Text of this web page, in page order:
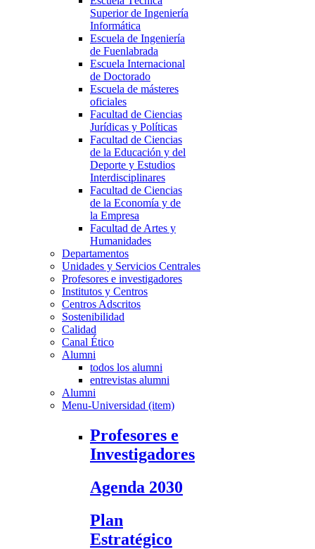
Superior de Ingeniería
Informática
Escuela de Ingeniería
de Fuenlabrada
Escuela Internacional
de Doctorado
Escuela de másteres
oficiales
Facultad de Ciencias
Jurídicas y Políticas
Facultad de Ciencias
de la Educación y del
Deporte y Estudios
Interdisciplinares
Facultad de Ciencias
de la Economía y de
la Empresa
Facultad de Artes y
Humanidades
Departamentos
Unidades y Servicios Centrales
Profesores e investigadores
Institutos y Centros
Centros Adscritos
Sostenibilidad
Calidad
Canal Ético
Alumni
todos los alumni
entrevistas alumni
Alumni
Menu-Universidad (item)
Profesores e
Investigadores
Agenda 2030
Plan
Estratégico